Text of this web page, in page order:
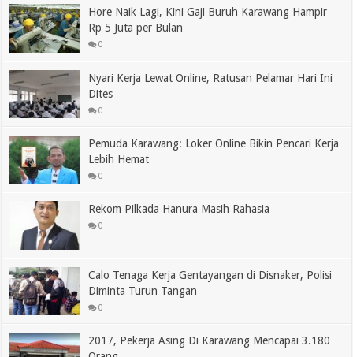
Hore Naik Lagi, Kini Gaji Buruh Karawang Hampir
Rp 5 Juta per Bulan
0
Nyari Kerja Lewat Online, Ratusan Pelamar Hari Ini
Dites
0
Pemuda Karawang: Loker Online Bikin Pencari Kerja
Lebih Hemat
0
Rekom Pilkada Hanura Masih Rahasia
0
Calo Tenaga Kerja Gentayangan di Disnaker, Polisi
Diminta Turun Tangan
0
2017, Pekerja Asing Di Karawang Mencapai 3.180